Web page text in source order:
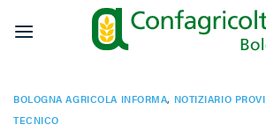
BOLOGNA AGRICOLA INFORMA, NOTIZIARIO
TECNICO